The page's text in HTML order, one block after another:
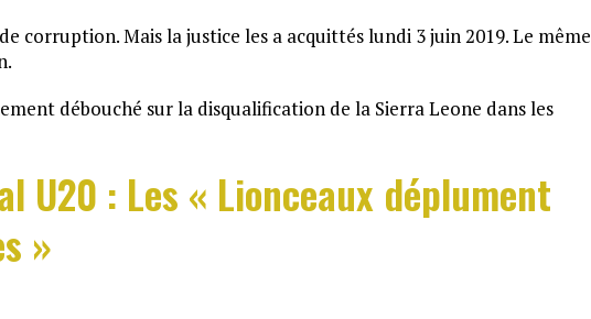
corruption. Mais la justice les a acquittés lundi 3 juin 2019. Le même
débouché sur la disqualification de la Sierra Leone dans les
U20 : Les « Lionceaux déplument
»